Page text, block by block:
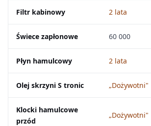
Filtr kabinowy 2 lata
Świece zapłonowe 60 000
Płyn hamulcowy 2 lata
Olej skrzyni S tronic „Dożywotni"
Klocki hamulcowe
przód
„Dożywotni"